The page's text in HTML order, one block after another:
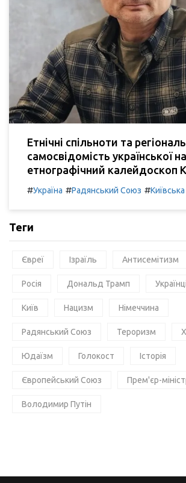
Етнічні спільноти та
самосвідомість української
етнографічний калейдоскоп
#Україна #Радянський Союз #
Теги
Євреї Ізраїль Антисемітизм
Росія Дональд Трамп Українці
Київ Нацизм Німеччина
Радянський Союз Тероризм
Юдаїзм Голокост Історія
Європейський Союз Прем'єр-
Володимир Путін